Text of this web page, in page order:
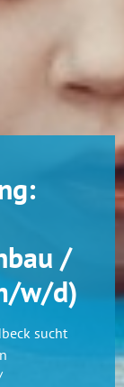
/
w/d)
sucht